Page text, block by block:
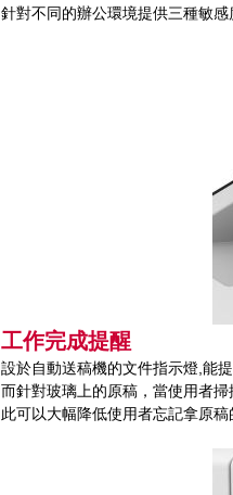
針對不同的辦公環境提供三種敏
工作完成提醒
設於自動送稿機的文件指示燈,能
而針對玻璃上的原稿，當使用者
此可以大幅降低使用者忘記拿原稿